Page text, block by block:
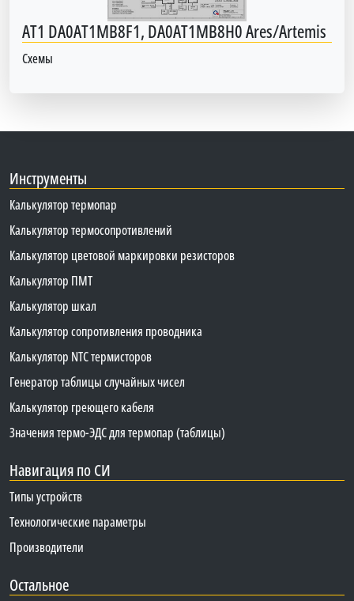
AT1 DA0AT1MB8F1, DA0AT1MB8H0 Ares/Artemis
Схемы
Инструменты
Калькулятор термопар
Калькулятор термосопротивлений
Калькулятор цветовой маркировки резисторов
Калькулятор ПМТ
Калькулятор шкал
Калькулятор сопротивления проводника
Калькулятор NTC термисторов
Генератор таблицы случайных чисел
Калькулятор греющего кабеля
Значения термо-ЭДС для термопар (таблицы)
Навигация по СИ
Типы устройств
Технологические параметры
Производители
Остальное